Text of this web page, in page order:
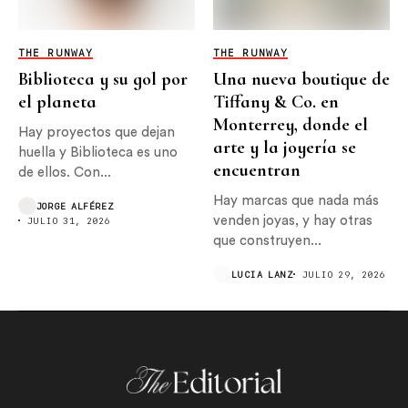
THE RUNWAY
Biblioteca y su gol por
el planeta
Hay proyectos que dejan
huella y Biblioteca es uno
de ellos. Con...
JORGE ALFÉREZ
JULIO 31, 2026
THE RUNWAY
Una nueva boutique de
Tiffany & Co. en
Monterrey, donde el
arte y la joyería se
encuentran
Hay marcas que nada más
venden joyas, y hay otras
que construyen...
LUCIA LANZ JULIO 29, 2026